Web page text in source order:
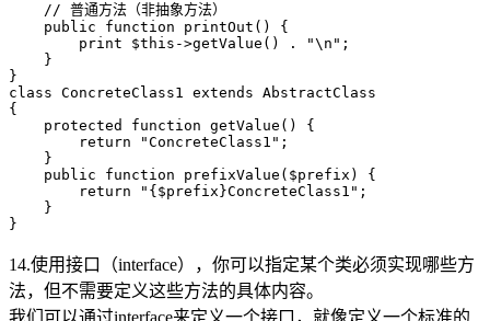
    // 普通方法（非抽象方法）
    public function printOut() {
        print $this->getValue() . "\n";
    }
}
class ConcreteClass1 extends AbstractClass
{
    protected function getValue() {
        return "ConcreteClass1";
    }
    public function prefixValue($prefix) {
        return "{$prefix}ConcreteClass1";
    }
14.使用接口（interface），你可以指定某个类必须实现哪些方
法，但不需要定义这些方法的具体内容。
我们可以通过interface来定义一个接口，就像定义一个标准的